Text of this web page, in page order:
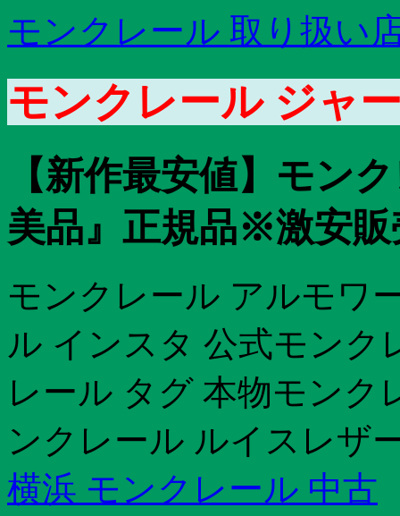
モンクレール 取り扱い
モンクレール ジャ
【新作最安値】モン
美品』正規品※激安
モンクレール アルモワ
ル インスタ 公式モンク
レール タグ 本物モンク
ンクレール ルイスレザ
横浜 モンクレール 中古